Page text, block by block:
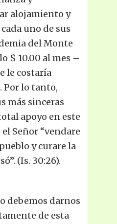
alojamiento y
uno de sus
del Monte
$ 10.00 al mes –
le costaría
Por lo tanto,
más sinceras
apoyo en este
Señor “vendare
y curare la
(Is. 30:26).
debemos darnos
de esta